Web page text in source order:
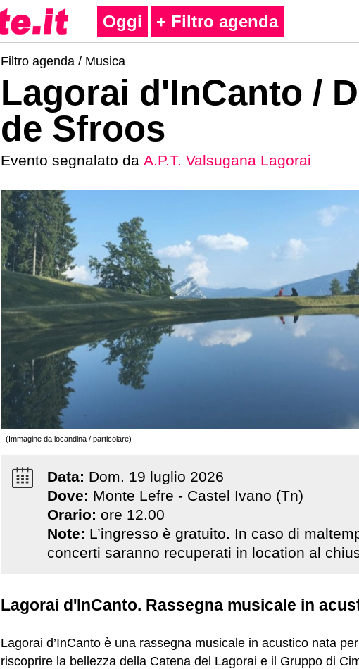
Oggi + Filtro agenda
Filtro agenda / Musica
Lagorai d'InCanto /
de Sfroos
Evento segnalato da A.P.T. Valsugana Lagorai
- (Immagine da locandina / particolare)
Data: Dom. 19 luglio 2026
Dove: Monte Lefre - Castel Ivano (Tn)
Orario: ore 12.00
Note: L’ingresso è gratuito. In caso di
concerti saranno recuperati in location al
Lagorai d'InCanto. Rassegna musicale in
Lagorai d’InCanto è una rassegna musicale in acustico nata
riscoprire la bellezza della Catena del Lagorai e il Gruppo di